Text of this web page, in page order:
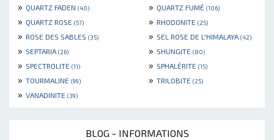
» QUARTZ FADEN (40) » QUARTZ FUMÉ (106)
» QUARTZ ROSE (57) » RHODONITE (25)
» ROSE DES SABLES (35) » SEL ROSE DE L'HIMALAYA (42)
» SEPTARIA (26) » SHUNGITE (80)
» SPECTROLITE (11) » SPHALÉRITE (15)
» TOURMALINE (99) » TRILOBITE (25)
» VANADINITE (39)
BLOG - INFORMATIONS